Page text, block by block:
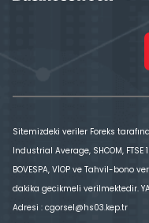
Sitemizdeki veriler Foreks
Industrial Average, SHCOM, FTSE
BOVESPA, VİOP ve Tahvil-bono
dakika gecikmeli verilmektedir.
Adresi : cgorsel@hs03.kep.tr